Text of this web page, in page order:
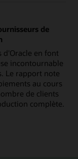
de
d'Oracle en font
incontournable
Le rapport note
au cours
de clients
complète.